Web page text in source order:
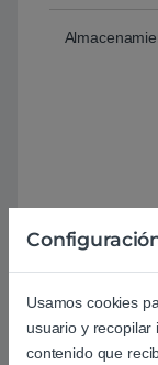
Puertos
Usamos cookies
usuario y
contenido que